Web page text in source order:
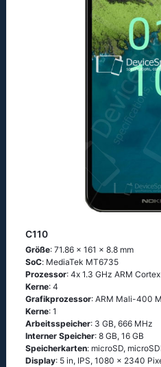
C110
Größe: 71.86 x 161 x 8.8 mm
SoC: МеdiаТеk МТ6735
Prozessor: 4х 1.3 GНz АRМ
Kerne: 4
Grafikprozessor: ARM Mali-400
Kerne: 1
Arbeitsspeicher: 3 GB, 666 MHz
Interner Speicher: 8 GB, 16 GB
Speicherkarten: microSD,
Display: 5 in, IPS, 1080 x 2340